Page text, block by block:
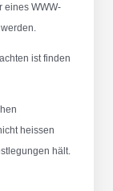
eines WWW-
ist finden
heissen
hält.